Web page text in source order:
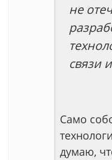
не
связи
Само
думаю,